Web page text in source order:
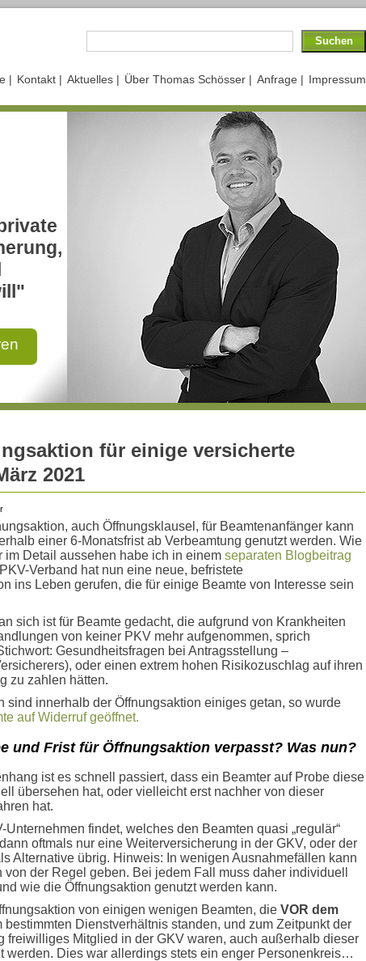
Impressum
Anfrage |
Über Thomas Schösser |
Aktuelles |
Kontakt |
|
für einige versicherte
2021
auch Öffnungsklausel, für Beamtenanfänger kann
einer 6-Monatsfrist ab Verbeamtung genutzt werden. Wie
im Detail aussehen habe ich in einem separaten Blogbeitrag
Verband hat nun eine neue, befristete
ins Leben gerufen, die für einige Beamte von Interesse sein
sich ist für Beamte gedacht, die aufgrund von Krankheiten
von keiner PKV mehr aufgenommen, sprich
Gesundheitsfragen bei Antragsstellung –
oder einen extrem hohen Risikozuschlag auf ihren
zu zahlen hätten.
sind innerhalb der Öffnungsaktion einiges getan, so wurde
auf Widerruf geöffnet.
und Frist für Öffnungsaktion verpasst? Was nun?
ist es schnell passiert, dass ein Beamter auf Probe diese
übersehen hat, oder vielleicht erst nachher von dieser
hat.
findet, welches den Beamten quasi „regulär“
oftmals nur eine Weiterversicherung in der GKV, oder der
Alternative übrig. Hinweis: In wenigen Ausnahmefällen kann
von der Regel geben. Bei jedem Fall muss daher individuell
wie die Öffnungsaktion genutzt werden kann.
von einigen wenigen Beamten, die VOR dem
bestimmten Dienstverhältnis standen, und zum Zeitpunkt der
freiwilliges Mitglied in der GKV waren, auch außerhalb dieser
werden. Dies war allerdings stets ein enger Personenkreis…